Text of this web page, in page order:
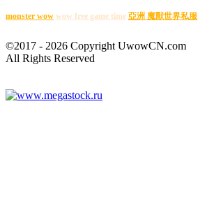
monster wow wow free game time 亞洲 魔獸世界私服
©2017 - 2026 Copyright UwowCN.com
All Rights Reserved